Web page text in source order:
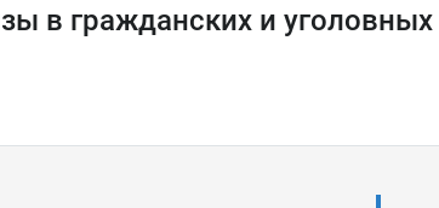
Гарантии
в гражданских и уголовных